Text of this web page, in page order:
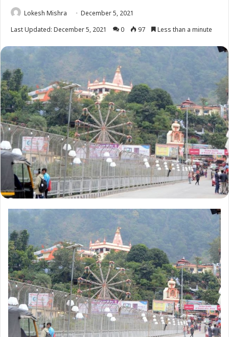
Lokesh Mishra
December 5, 2021
Last Updated: December 5, 2021
0 97 Less than a minute